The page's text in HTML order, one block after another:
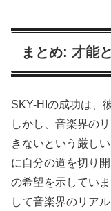
まとめ: 才能
SKY-HIの成功は、
しかし、音楽界の
きないという厳し
に自分の道を切り
の希望を示してい
して音楽界のリア